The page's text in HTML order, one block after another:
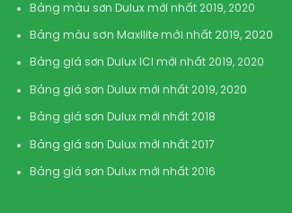
Bảng màu sơn Dulux mới nhất 2019, 2020
Bảng màu sơn Maxilite mới nhất 2019, 2020
Bảng giá sơn Dulux ICI mới nhất 2019, 2020
Bảng giá sơn Dulux mới nhất 2019, 2020
Bảng giá sơn Dulux mới nhất 2018
Bảng giá sơn Dulux mới nhất 2017
Bảng giá sơn Dulux mới nhất 2016